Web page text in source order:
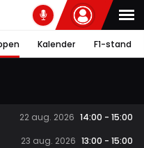
Kalender F1-stand
22 aug. 2026 14:00 - 15:00
23 aug. 2026 13:00 - 15:00